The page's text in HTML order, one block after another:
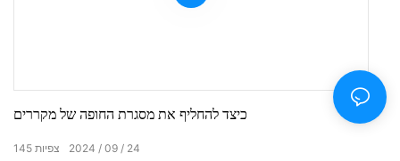
כיצד להחליף את מסגרת החופה של מקררים
2024 09 24
145 צפיות